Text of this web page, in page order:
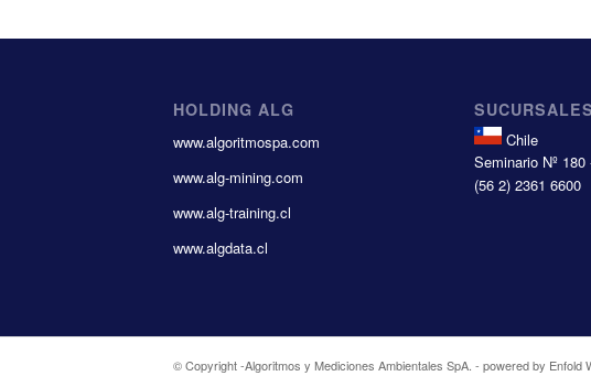
HOLDING ALG
www.algoritmospa.com
www.alg-mining.com
www.alg-training.cl
www.algdata.cl
SUCURSALES
Chile
Seminario Nº
(56 2) 2361 6600
© Copyright -Algoritmos y Mediciones Ambientales SpA. - powered by Enfold